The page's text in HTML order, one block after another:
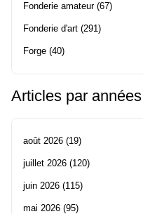
Fonderie amateur(67)
Fonderie d'art (291)
Forge (40)
Articles par années
août 2026 (19)
juillet 2026 (120)
juin 2026 (115)
mai 2026 (95)